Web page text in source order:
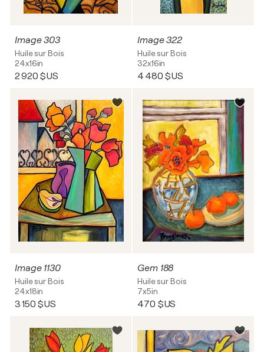
Image 303
Huile sur Bois
24x16in
2 920 $US
Image 322
Huile sur Bois
32x16in
4 480 $US
Image 1130
Huile sur Bois
24x18in
3 150 $US
Gem 188
Huile sur Bois
7x5in
470 $US